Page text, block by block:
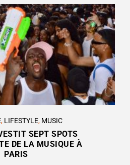
, LIFESTYLE, MUSIC
SEPT SPOTS
DE LA MUSIQUE À
PARIS